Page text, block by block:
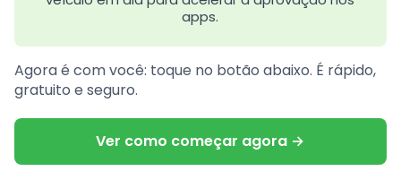
apps.
Agora é com você: toque no botão abaixo. É rápido,
gratuito e seguro.
Ver como começar agora →